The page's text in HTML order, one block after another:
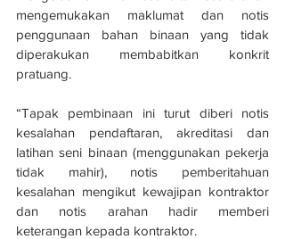
mengemukakan maklumat dan notis
penggunaan bahan binaan yang tidak
diperakukan membabitkan konkrit
pratuang.
“Tapak pembinaan ini turut diberi notis
kesalahan pendaftaran, akreditasi dan
latihan seni binaan (menggunakan pekerja
tidak mahir), notis pemberitahuan
kesalahan mengikut kewajipan kontraktor
dan notis arahan hadir memberi
keterangan kepada kontraktor.